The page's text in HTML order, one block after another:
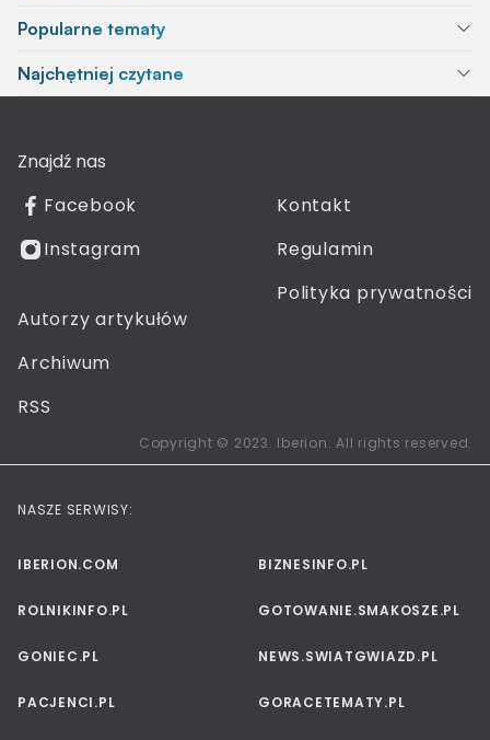
Popularne tematy
Najchętniej czytane
Znajdź nas
Facebook
Instagram
Kontakt
Regulamin
Polityka prywatności
Autorzy artykułów
Archiwum
RSS
Copyright © 2023. Iberion. All rights reserved.
NASZE SERWISY:
IBERION.COM BIZNESINFO.PL
ROLNIKINFO.PL GOTOWANIE.SMAKOSZE.PL
GONIEC.PL NEWS.SWIATGWIAZD.PL
PACJENCI.PL GORACETEMATY.PL